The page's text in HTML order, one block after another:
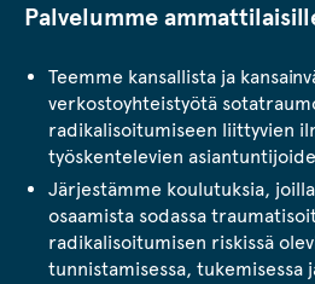
Palvelumme
Teemme kansallista ja
verkostoyhteistyötä
radikalisoitumiseen liittyvien
työskentelevien
Järjestämme koulutuksia,
osaamista sodassa
radikalisoitumisen riskissä
tunnistamisessa, tukemisessa